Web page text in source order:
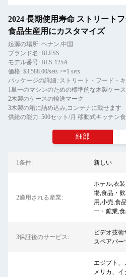
2024 長期使用寿命 ストリート
食品生産用にカスタマイズ
起源の場所: ヘナン,中国
ブランド名: BLESS
モデル番号: BLS-125A
価格: $3,588.00/sets >=1 sets
パッケージの詳細: ストリート・フード・
1単一のマシンのための標準的な木製ケー
2木製のケースの輸送マーク
3木製の箱に詰め込み,コンテナに載せます
供給の能力: 500セット/月 移動式キッチン
細部
1条件: 新しい
2適用される産業:
ホテル,衣
場,食品・
用,小売,食
ー・鉱業,
3保証後のサービス:
ビデオ技
スペアパー
エジプト、
メリカ、